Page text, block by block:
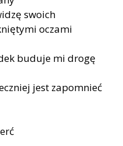
swoich
oczami
buduje mi drogę
jest zapomnieć